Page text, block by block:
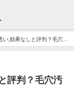
,効果なしと評判？毛穴汚
評判？毛穴汚